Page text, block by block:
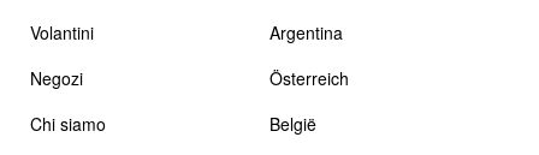
Volantini
Negozi
Chi siamo
Argentina
Österreich
België